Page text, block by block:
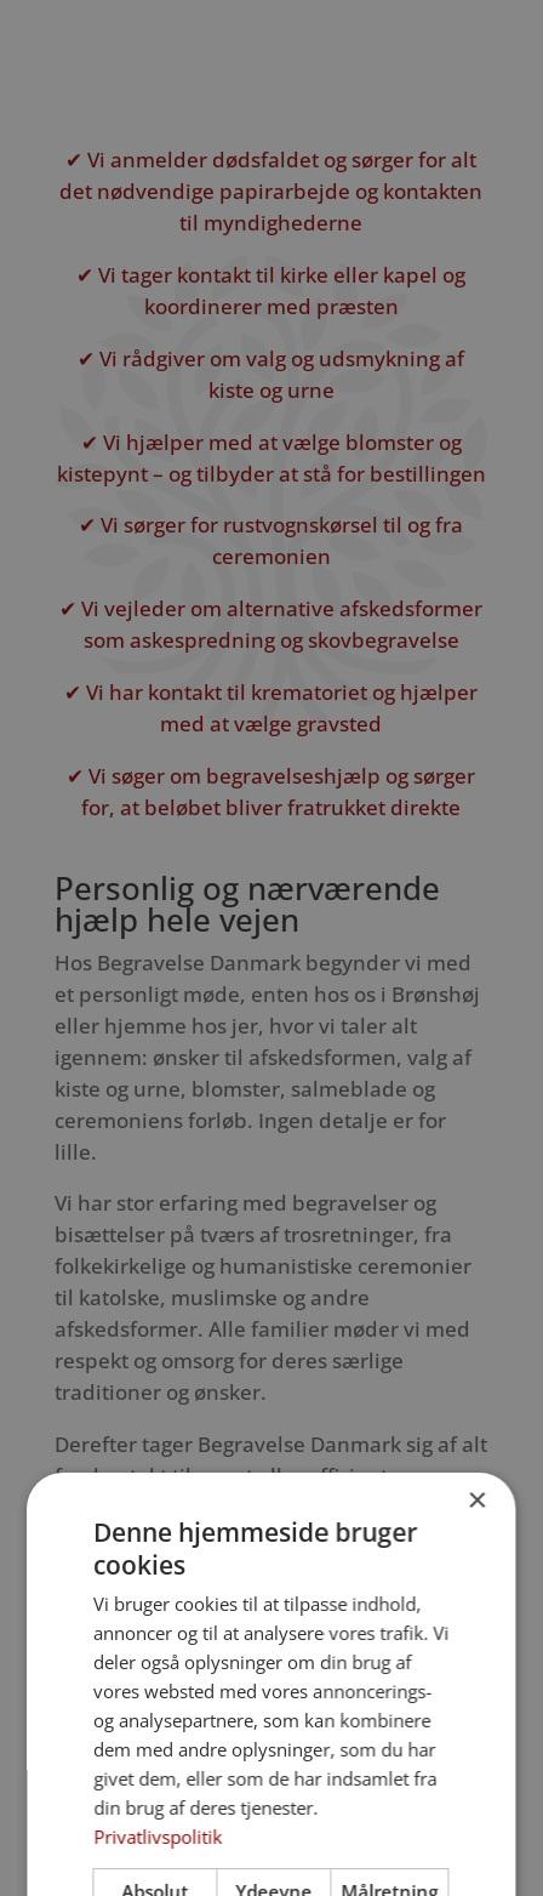
✔ Vi anmelder dødsfaldet og sørger for alt
det nødvendige papirarbejde og kontakten
til myndighederne
✔ Vi tager kontakt til kirke eller kapel og
koordinerer med præsten
✔ Vi rådgiver om valg og udsmykning af
kiste og urne
✔ Vi hjælper med at vælge blomster og
kistepynt – og tilbyder at stå for bestillingen
✔ Vi sørger for rustvognskørsel til og fra
ceremonien
✔ Vi vejleder om alternative afskedsformer
som askespredning og skovbegravelse
✔ Vi har kontakt til krematoriet og hjælper
med at vælge gravsted
✔ Vi søger om begravelseshjælp og sørger
for, at beløbet bliver fratrukket direkte
Personlig og nærværende
hjælp hele vejen
Hos Begravelse Danmark begynder vi med
et personligt møde, enten hos os i Brønshøj
eller hjemme hos jer, hvor vi taler alt
igennem: ønsker til afskedsformen, valg af
kiste og urne, blomster, salmeblade og
ceremoniens forløb. Ingen detalje er for
lille.
Vi har stor erfaring med begravelser og
bisættelser på tværs af trosretninger, fra
folkekirkelige og humanistiske ceremonier
til katolske, muslimske og andre
afskedsformer. Alle familier møder vi med
respekt og omsorg for deres særlige
traditioner og ønsker.
Derefter tager Begravelse Danmark sig af alt
fra: kontakt til præst eller officiant,
eller Bellahøj Kirke, samt Glostrup
Krematorium og Kapel, kirkegård,
rustvognskørsel og alt papirarbejdet. Du
behøver ikke tænke på logistikken.
Tryghed er det, vi sætter højest. Du ved
altid, hvem du taler med, og vi er klar på 78
76 48 31, døgnet rundt.
Ring på: 32 86 00 20
×
Denne hjemmeside bruger
cookies
Vi bruger cookies til at tilpasse indhold,
annoncer og til at analysere vores trafik. Vi
deler også oplysninger om din brug af
vores websted med vores annoncerings-
og analysepartnere, som kan kombinere
dem med andre oplysninger, som du har
givet dem, eller som de har indsamlet fra
din brug af deres tjenester.
Privatlivspolitik
Absolut Ydeevne Målretning